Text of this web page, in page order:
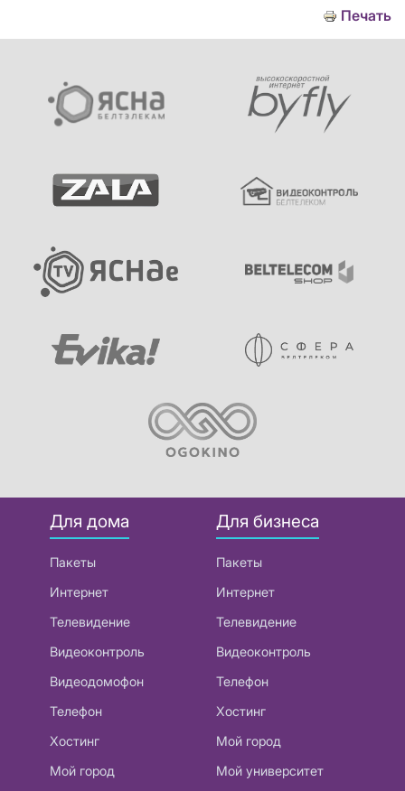
Печать
Для дома
Пакеты
Интернет
Телевидение
Видеоконтроль
Видеодомофон
Телефон
Хостинг
Мой город
Для бизнеса
Пакеты
Интернет
Телевидение
Видеоконтроль
Телефон
Хостинг
Мой город
Мой университет